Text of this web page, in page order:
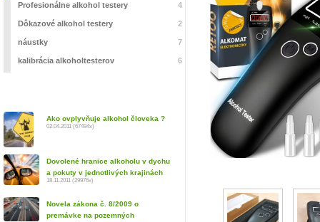
Profesionálne alkohol testery 4
Dôkazové alkohol testery 2
náustky 7
kalibrácia alkoholtesterov 6
Ako ovplyvňuje alkohol človeka ?
02.04.2011 (67494x)
Dovolené hranice alkoholu v dychu
a pokuty v jednotlivých krajinách
18.11.2011 (29976x)
Novela zákona č. 8/2009 o
premávke na pozemných